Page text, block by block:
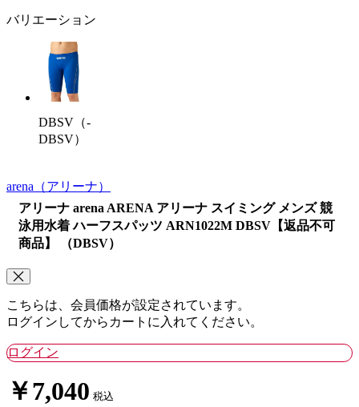
バリエーション
DBSV（-
DBSV）
arena （アリーナ）
アリーナ arena ARENA アリーナ スイミング メンズ 競
泳用水着 ハーフスパッツ ARN1022M DBSV【返品不可
商品】 （DBSV）
こちらは、会員価格が設定されています。
ログインしてからカートに入れてください。
ログイン
￥7,040 税込